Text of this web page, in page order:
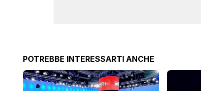
POTREBBE INTERESSARTI ANCHE